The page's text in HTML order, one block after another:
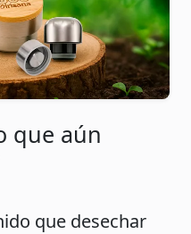
que aún
que desechar